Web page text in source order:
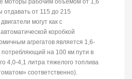
моторы рабочим объемом от 1,6
отдавать от 115 до 215
могут как с
коробкой
агрегатов является 1,6-
на 100 км пути в
4,0-4,1 литра тяжелого топлива
соответственно).